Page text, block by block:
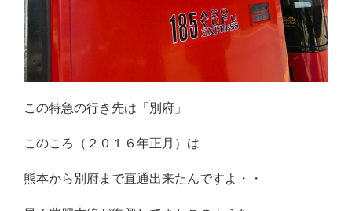
この特急の行き先は「別府」
このころ（２０１６年正月）は
熊本から別府まで直通出来たんですよ・・